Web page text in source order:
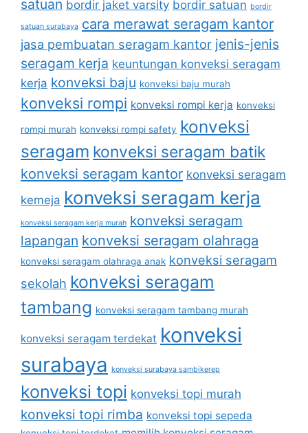
satuan bordir jaket varsity bordir satuan bordir
satuan surabaya cara merawat seragam kantor
jasa pembuatan seragam kantor jenis-jenis
seragam kerja keuntungan konveksi seragam
kerja konveksi baju konveksi baju murah
konveksi rompi konveksi rompi kerja konveksi
rompi murah konveksi rompi safety konveksi
seragam konveksi seragam batik
konveksi seragam kantor konveksi seragam
kemeja konveksi seragam kerja
konveksi seragam kerja murah konveksi seragam
lapangan konveksi seragam olahraga
konveksi seragam olahraga anak konveksi seragam
sekolah konveksi seragam
tambang konveksi seragam tambang murah
konveksi seragam terdekat konveksi
surabaya konveksi surabaya sambikerep
konveksi topi konveksi topi murah
konveksi topi rimba konveksi topi sepeda